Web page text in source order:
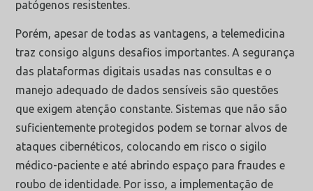
patógenos resistentes.
Porém, apesar de todas as vantagens, a telemedicina
traz consigo alguns desafios importantes. A segurança
das plataformas digitais usadas nas consultas e o
manejo adequado de dados sensíveis são questões
que exigem atenção constante. Sistemas que não são
suficientemente protegidos podem se tornar alvos de
ataques cibernéticos, colocando em risco o sigilo
médico-paciente e até abrindo espaço para fraudes e
roubo de identidade. Por isso, a implementação de